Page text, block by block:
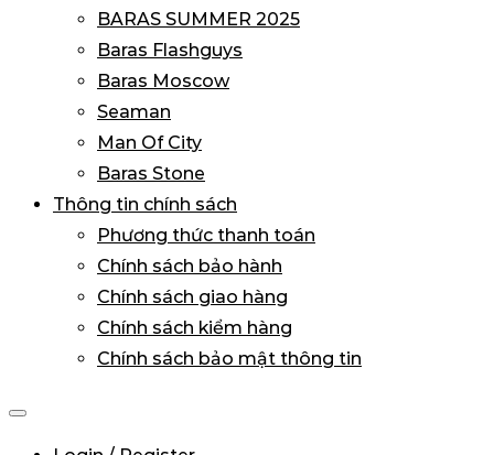
BARAS SUMMER 2025
Baras Flashguys
Baras Moscow
Seaman
Man Of City
Baras Stone
Thông tin chính sách
Phương thức thanh toán
Chính sách bảo hành
Chính sách giao hàng
Chính sách kiểm hàng
Chính sách bảo mật thông tin